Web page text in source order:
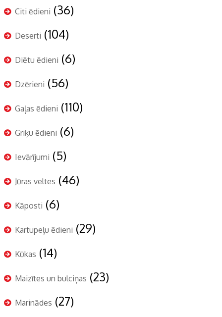
Citi ēdieni (36)
Deserti (104)
Diētu ēdieni (6)
Dzērieni (56)
Gaļas ēdieni (110)
Griķu ēdieni (6)
Ievārījumi (5)
Jūras veltes (46)
Kāposti (6)
Kartupeļu ēdieni (29)
Kūkas (14)
Maizītes un bulciņas (23)
Marinādes (27)